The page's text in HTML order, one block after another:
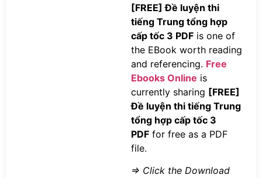
[FREE] Đề luyện thi
tiếng Trung tổng hợp
cấp tốc 3 PDF is one of
the EBook worth reading
and referencing. Free
Ebooks Online is
currently sharing [FREE]
Đề luyện thi tiếng Trung
tổng hợp cấp tốc 3
PDF for free as a PDF
file.
=> Click the Download